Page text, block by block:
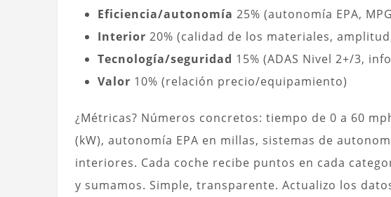
Eficiencia/autonomía 25% (autonomía EPA,
Interior 20% (calidad de los materiales,
Tecnología/seguridad 15% (ADAS Nivel 2+/3,
Valor 10% (relación precio/equipamiento)
¿Métricas? Números concretos: tiempo de 0 a 60
(kW), autonomía EPA en millas, sistemas de
interiores. Cada coche recibe puntos en cada
y sumamos. Simple, transparente. Actualizo los